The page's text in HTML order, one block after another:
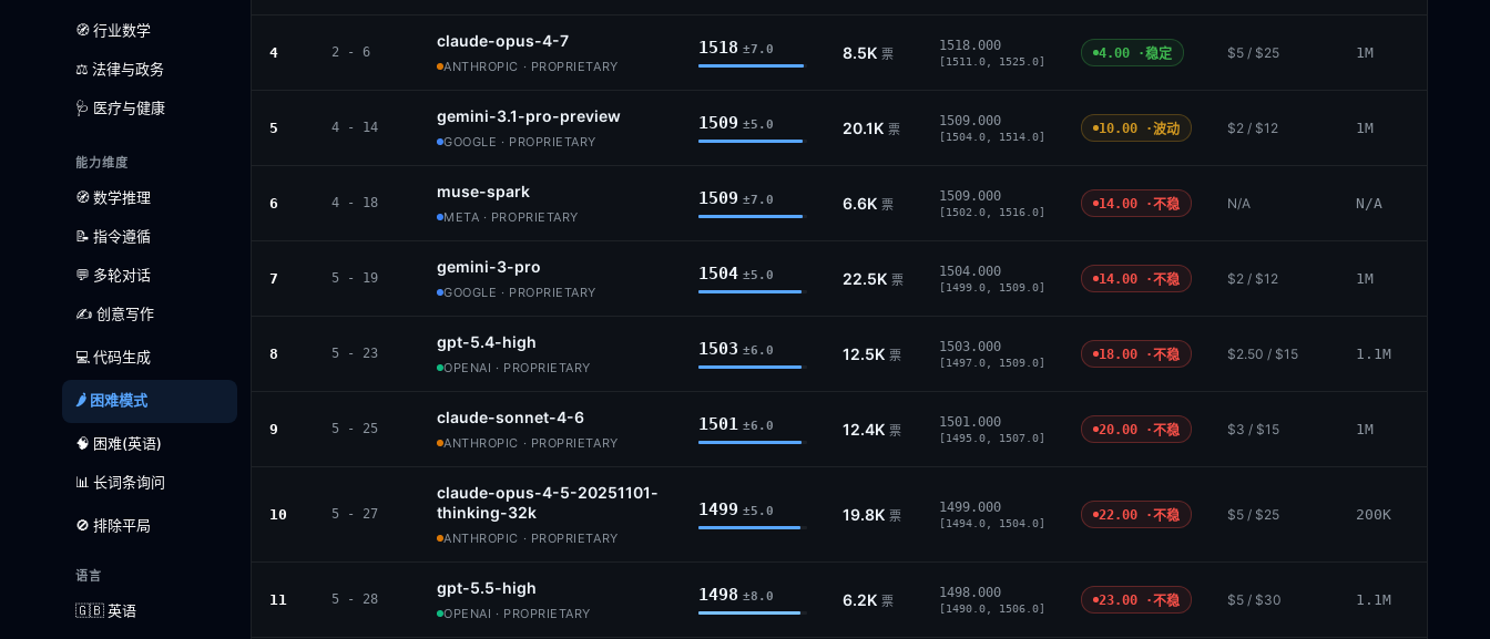
🧭 行业数学
⚖️ 法律与政务
🩺 医疗与健康
能力维度
🧭 数学推理
📝 指令遵循
💬 多轮对话
✍️ 创意写作
💻 代码生成
🌶️ 困难模式
🧠 困难(英语)
📊 长词条询问
🚫 排除平局
语言
🇬🇧 英语
4 2 - 6
claude-opus-4-7
ANTHROPIC · PROPRIETARY
1518 ±7.0 8.5K 票
1518.000
[1511.0, 1525.0]
4.00 ·稳定 $5 / $25 1M
5 4 - 14
gemini-3.1-pro-preview
GOOGLE · PROPRIETARY
1509 ±5.0 20.1K 票
1509.000
[1504.0, 1514.0]
10.00 ·波动 $2 / $12 1M
6 4 - 18
muse-spark
META · PROPRIETARY
1509 ±7.0 6.6K 票
1509.000
[1502.0, 1516.0]
14.00 ·不稳 N/A N/A
7 5 - 19
gemini-3-pro
GOOGLE · PROPRIETARY
1504 ±5.0 22.5K 票
1504.000
[1499.0, 1509.0]
14.00 ·不稳 $2 / $12 1M
8 5 - 23
gpt-5.4-high
OPENAI · PROPRIETARY
1503 ±6.0 12.5K 票
1503.000
[1497.0, 1509.0]
18.00 ·不稳 $2.50 / $15 1.1M
9 5 - 25
claude-sonnet-4-6
ANTHROPIC · PROPRIETARY
1501 ±6.0 12.4K 票
1501.000
[1495.0, 1507.0]
20.00 ·不稳 $3 / $15 1M
10 5 - 27
claude-opus-4-5-20251101-
thinking-32k
ANTHROPIC · PROPRIETARY
1499 ±5.0 19.8K 票
1499.000
[1494.0, 1504.0]
22.00 ·不稳 $5 / $25 200K
11 5 - 28
gpt-5.5-high
OPENAI · PROPRIETARY
1498 ±8.0 6.2K 票
1498.000
[1490.0, 1506.0]
23.00 ·不稳 $5 / $30 1.1M